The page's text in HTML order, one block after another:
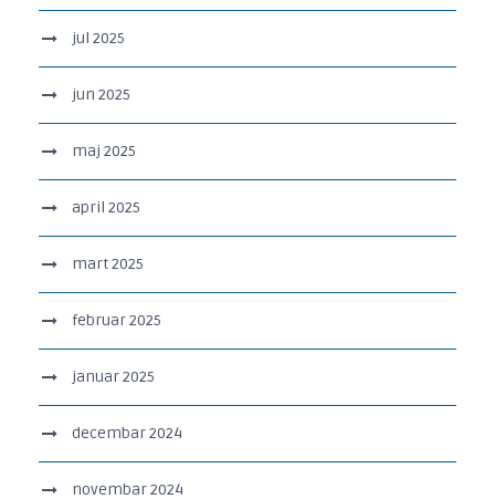
jul 2025
jun 2025
maj 2025
april 2025
mart 2025
februar 2025
januar 2025
decembar 2024
novembar 2024